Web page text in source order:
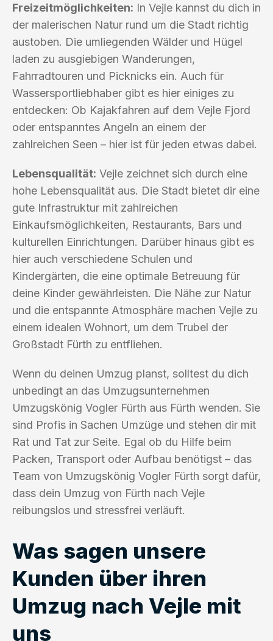
Freizeitmöglichkeiten: In Vejle kannst du dich in
der malerischen Natur rund um die Stadt richtig
austoben. Die umliegenden Wälder und Hügel
laden zu ausgiebigen Wanderungen,
Fahrradtouren und Picknicks ein. Auch für
Wassersportliebhaber gibt es hier einiges zu
entdecken: Ob Kajakfahren auf dem Vejle Fjord
oder entspanntes Angeln an einem der
zahlreichen Seen – hier ist für jeden etwas dabei.
Lebensqualität: Vejle zeichnet sich durch eine
hohe Lebensqualität aus. Die Stadt bietet dir eine
gute Infrastruktur mit zahlreichen
Einkaufsmöglichkeiten, Restaurants, Bars und
kulturellen Einrichtungen. Darüber hinaus gibt es
hier auch verschiedene Schulen und
Kindergärten, die eine optimale Betreuung für
deine Kinder gewährleisten. Die Nähe zur Natur
und die entspannte Atmosphäre machen Vejle zu
einem idealen Wohnort, um dem Trubel der
Großstadt Fürth zu entfliehen.
Wenn du deinen Umzug planst, solltest du dich
unbedingt an das Umzugsunternehmen
Umzugskönig Vogler Fürth aus Fürth wenden. Sie
sind Profis in Sachen Umzüge und stehen dir mit
Rat und Tat zur Seite. Egal ob du Hilfe beim
Packen, Transport oder Aufbau benötigst – das
Team von Umzugskönig Vogler Fürth sorgt dafür,
dass dein Umzug von Fürth nach Vejle
reibungslos und stressfrei verläuft.
Was sagen unsere
Kunden über ihren
Umzug nach Vejle mit
uns